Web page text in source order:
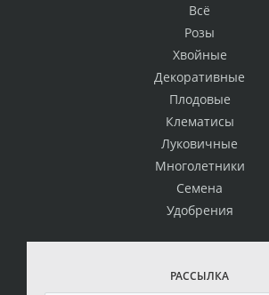
Всё
Розы
Хвойные
Декоративные
Плодовые
Клематисы
Луковичные
Многолетники
Семена
Удобрения
РАССЫЛКА